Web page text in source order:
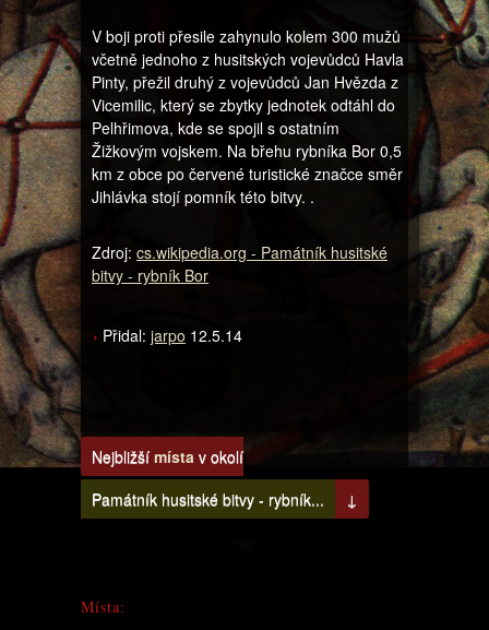
V boji proti přesile zahynulo kolem 300 mužů
včetně jednoho z husitských vojevůdců Havla
Pinty, přežil druhý z vojevůdců Jan Hvězda z
Vicemilic, který se zbytky jednotek odtáhl do
Pelhřimova, kde se spojil s ostatním
Žižkovým vojskem. Na břehu rybníka Bor 0,5
km z obce po červené turistické značce směr
Jihlávka stojí pomník této bitvy. .
Zdroj: cs.wikipedia.org - Památník husitské
bitvy - rybník Bor
Přidal: jarpo 12.5.14
Nejbližší místa v okolí
Památník husitské bitvy - rybník...
↓
Místa: